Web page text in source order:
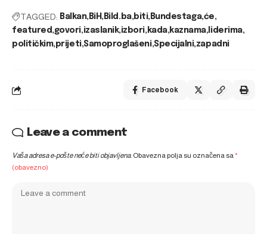
TAGGED: Balkan BiH Bild.ba biti Bundestaga će
featured govori izaslanik izbori kada kaznama liderima
političkim prijeti Samoproglašeni Specijalni zapadni
Facebook
Leave a comment
Vaša adresa e-pošte neće biti objavljena. Obavezna polja su označena sa*
(obavezno)